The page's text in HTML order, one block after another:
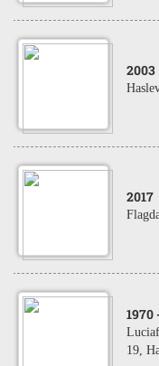
2003
2017
1970
19,